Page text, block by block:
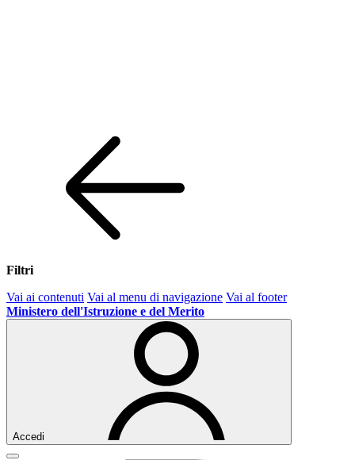
Filtri
Vai ai contenuti Vai al menu di navigazione Vai al footer
Ministero dell'Istruzione e del Merito
Accedi